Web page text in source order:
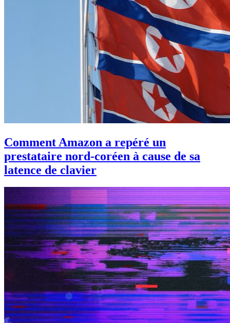
Comment Amazon a repéré un
prestataire nord-coréen à cause de sa
latence de clavier